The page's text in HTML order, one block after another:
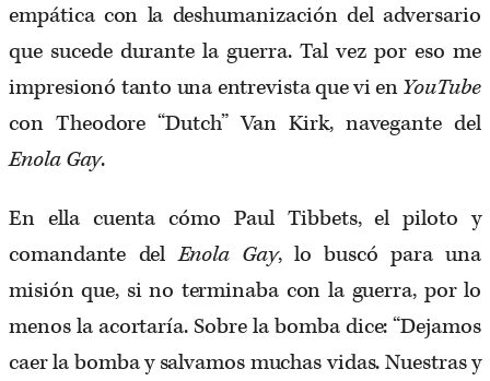
empática con la deshumanización del adversario
que sucede durante la guerra. Tal vez por eso me
impresionó tanto una entrevista que vi enYouTube
con Theodore “Dutch” Van Kirk, navegante del
Enola Gay.
En ella cuenta cómo Paul Tibbets, el piloto y
comandante delEnola Gay, lo buscó para una
misión que, si no terminaba con la guerra, por lo
menos la acortaría. Sobre la bomba dice: “Dejamos
caer la bomba y salvamos muchas vidas. Nuestras y